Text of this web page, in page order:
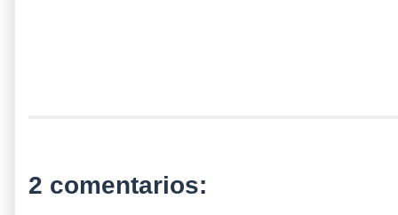
2 comentarios: